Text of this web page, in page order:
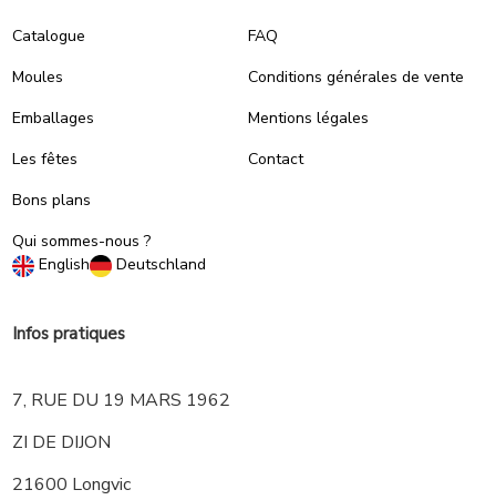
Catalogue
Moules
Emballages
Les fêtes
Bons plans
Qui sommes-nous ?
English
Deutschland
FAQ
Conditions générales de vente
Mentions légales
Contact
Infos pratiques
7, RUE DU 19 MARS 1962
ZI DE DIJON
21600 Longvic